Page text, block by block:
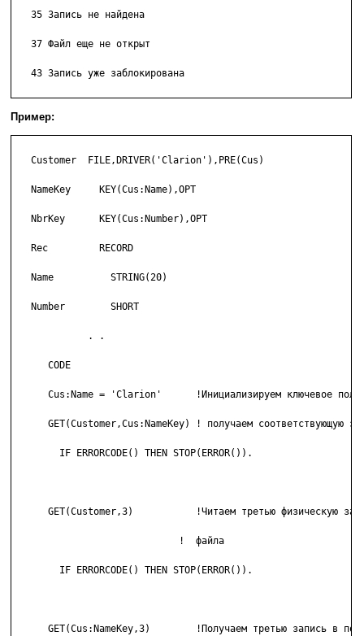
   35 Запись не найдена
   37 Файл еще не открыт
   43 Запись уже заблокирована
Пример:
   Customer  FILE,DRIVER('Clarion'),PRE(Cus)
   NameKey     KEY(Cus:Name),OPT
   NbrKey      KEY(Cus:Number),OPT
   Rec         RECORD
   Name          STRING(20)
   Number        SHORT
             . .
      CODE
      Cus:Name = 'Clarion'      !Инициализируем ключевое поле
GET(Customer,Cus:NameKey) ! получаем соответствующую
        IF ERRORCODE() THEN STOP(ERROR()).
GET(Customer,3)           !Читаем третью физическую
        IF ERRORCODE() THEN STOP(ERROR()).
GET(Cus:NameKey,3)        !Получаем третью запись в